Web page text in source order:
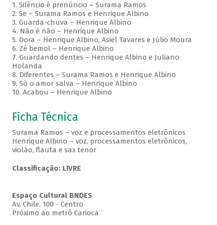
1. Silêncio é prenúncio – Surama Ramos
2. Se – Surama Ramos e Henrique Albino
3. Guarda-chuva – Henrique Albino
4. Não é não – Henrique Albino
5. Dora – Henrique Albino, Asiel Tavares e Júlio Moura
6. Zé bemol – Henrique Albino
7. Guardando dentes – Henrique Albino e Juliano
Holanda
8. Diferentes – Surama Ramos e Henrique Albino
9. Só o amor salva – Henrique Albino
10. Acabou – Henrique Albino
Ficha Técnica
Surama Ramos – voz e processamentos eletrônicos
Henrique Albino – voz, processamentos eletrônicos,
violão, flauta e sax tenor
Classificação: LIVRE
Espaço Cultural BNDES
Av, Chile, 100 - Centro
Próximo ao metrô Carioca